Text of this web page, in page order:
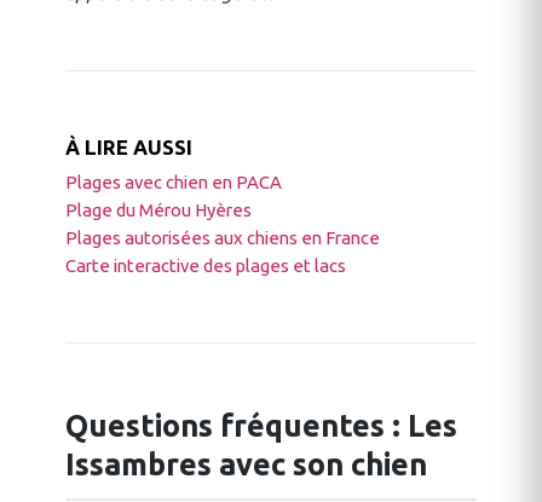
À LIRE AUSSI
Plages avec chien en PACA
Plage du Mérou Hyères
Plages autorisées aux chiens en France
Carte interactive des plages et lacs
Questions fréquentes : Les
Issambres avec son chien